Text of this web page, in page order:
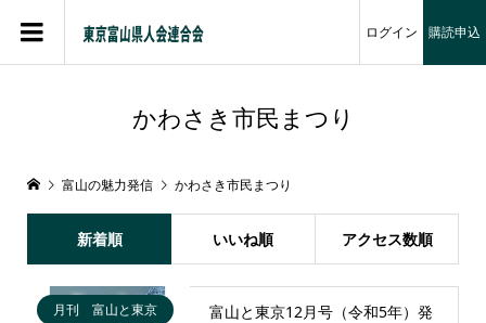
ログイン 購読申込
かわさき市民まつり
富山の魅力発信 かわさき市民まつり
新着順 いいね順 アクセス数順
月刊 富山と東京
富山と東京12月号（令和5年）発